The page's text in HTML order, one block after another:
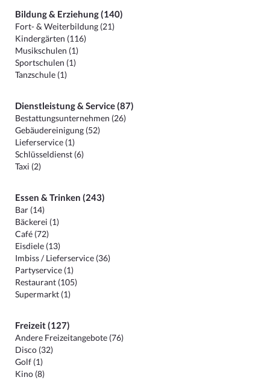
Bildung & Erziehung (140)
Fort- & Weiterbildung (21)
Kindergärten (116)
Musikschulen (1)
Sportschulen (1)
Tanzschule (1)
Dienstleistung & Service (87)
Bestattungsunternehmen (26)
Gebäudereinigung (52)
Lieferservice (1)
Schlüsseldienst (6)
Taxi (2)
Essen & Trinken (243)
Bar (14)
Bäckerei (1)
Café (72)
Eisdiele (13)
Imbiss / Lieferservice (36)
Partyservice (1)
Restaurant (105)
Supermarkt (1)
Freizeit (127)
Andere Freizeitangebote (76)
Disco (32)
Golf (1)
Kino (8)